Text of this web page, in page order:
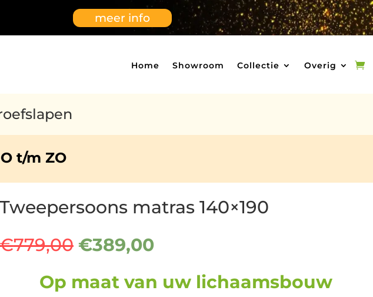
meer info
Home Showroom Collectie Overig
t/m ZO
Tweepersoons matras 140×190
€779,00 Oorspronkelijke
prijs
was:
€779,00.
€389,00Huidige
€389,00.
Op maatvan uw lichaamsbouw